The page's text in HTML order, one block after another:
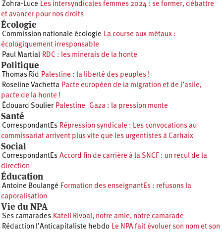
Zohra-Luce Les intersyndicales femmes 2024 : se former, débattre
et avancer pour nos droits
Écologie
Commission nationale écologie La course aux métaux :
écologiquement irresponsable
Paul Martial RDC : les minerais de la honte
Politique
Thomas Rid Palestine : la liberté des peuples !
Roseline Vachetta Pacte européen de la migration et de l’asile,
pacte de la honte !
Édouard Soulier Palestine Gaza : la pression monte
Santé
CorrespondantEs Répression syndicale : Les convocations au
commissariat arrivent plus vite que les urgentistes à Carhaix
Social
CorrespondantEs Accord fin de carrière à la SNCF : un recul de la
direction
Éducation
Antoine Boulangé Formation des enseignantEs : refusons la
caporalisation
Vie du NPA
Ses camarades Katell Rivoal, notre amie, notre camarade
Rédaction l’Anticapitaliste hebdo Le NPA fait évoluer son nom et son